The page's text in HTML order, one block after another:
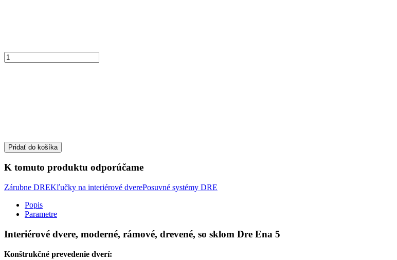
Pridať do košíka
K tomuto produktu odporúčame
Zárubne DREKľučky na interiérové dverePosuvné systémy DRE
Popis
Parametre
Interiérové dvere, moderné, rámové, drevené, so sklom Dre Ena 5
Konštrukčné prevedenie dverí: